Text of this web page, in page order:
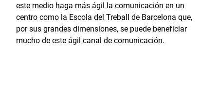
este medio haga más ágil la comunicación en un
centro como la Escola del Treball de Barcelona que,
por sus grandes dimensiones, se puede beneficiar
mucho de este ágil canal de comunicación.